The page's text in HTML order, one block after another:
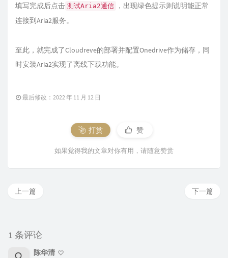
填写完成后点击 测试Aria2通信
，出现绿色提示则说明能正常
连接到Aria2服务。
至此，就完成了Cloudreve的部署并配置Onedrive作为储存，同
时安装Aria2实现了离线下载功能。
最后修改：2022 年 11 月 12 日
打赏 赞
如果觉得我的文章对你有用，请随意赞赏
下一篇
上一篇
1 条评论
陈华清